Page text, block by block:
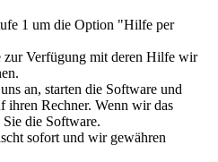
1 um die Option "Hilfe per
zur Verfügung mit deren Hilfe wir
an, starten die Software und
ihren Rechner. Wenn wir das
Sie die Software.
sofort und wir gewähren